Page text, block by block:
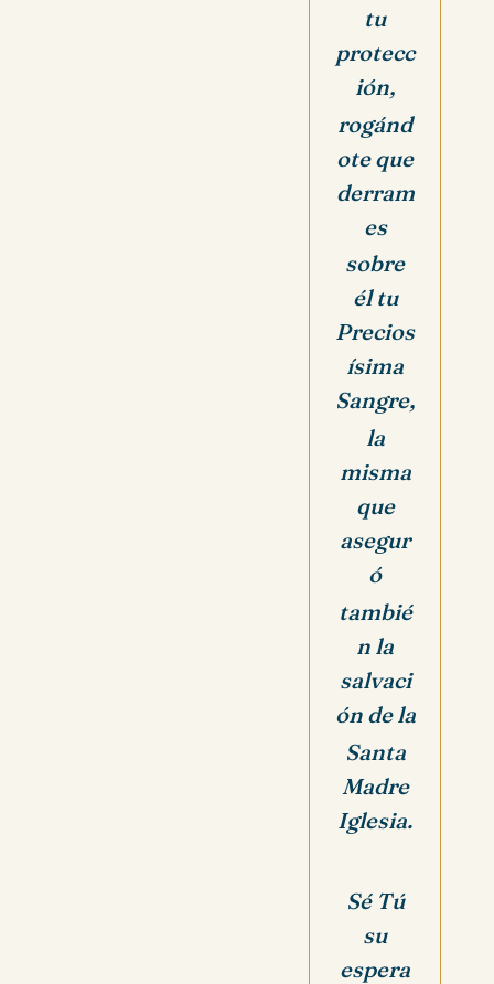
tu
protecc
ión,
rogánd
ote que
derram
es
sobre
él tu
Precios
ísima
Sangre,
la
misma
que
asegur
ó
tambié
n la
salvaci
ón de la
Santa
Madre
Iglesia.
Sé Tú
su
espera